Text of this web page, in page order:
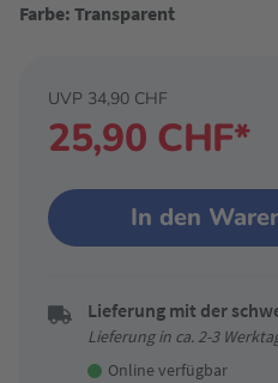
Farbe: Transparent
25,90 CHF*
UVP 34,90 CHF
In den
Lieferung mit der
Lieferung in ca. 2-3
Online verfügbar